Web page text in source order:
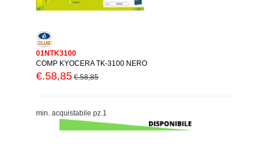
01NTK3100
COMP KYOCERA TK-3100 NERO
€.58,85 €.58,85
min. acquistabile pz.1